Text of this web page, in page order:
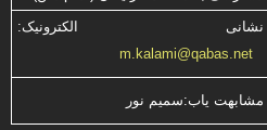
نشانی الکترونیک:
m.kalami@qabas.net
مشابهت ياب:سميم نور